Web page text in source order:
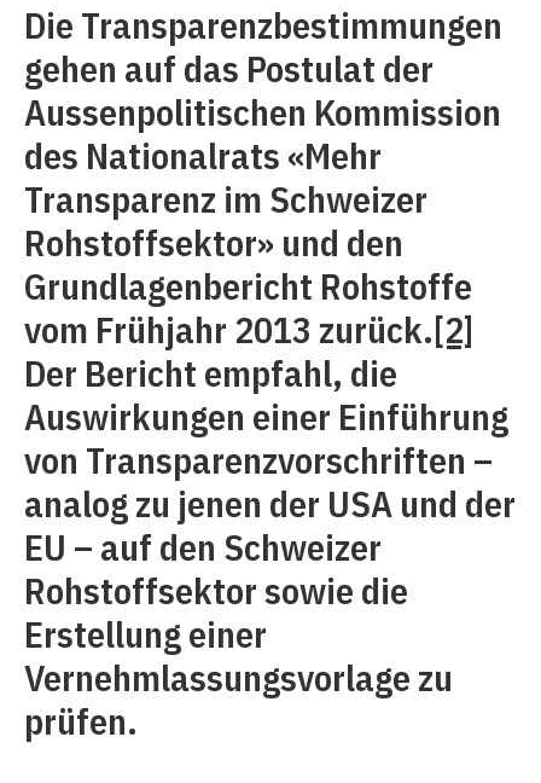
Die Transparenzbestimmungen
gehen auf das Postulat der
Aussenpolitischen Kommission
des Nationalrats «Mehr
Transparenz im Schweizer
Rohstoffsektor» und den
Grundlagenbericht Rohstoffe
vom Frühjahr 2013 zurück.[2]
Der Bericht empfahl, die
Auswirkungen einer Einführung
von Transparenzvorschriften –
analog zu jenen der USA und der
EU – auf den Schweizer
Rohstoffsektor sowie die
Erstellung einer
Vernehmlassungsvorlage zu
prüfen.